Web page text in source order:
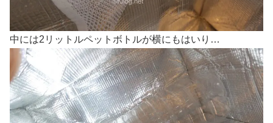
中には2リットルペットボトルが横にもはいり…